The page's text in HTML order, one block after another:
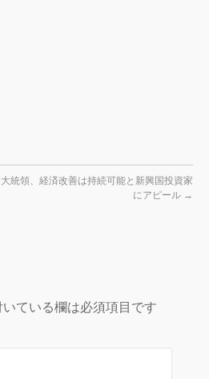
統領、経済改善は持続可能と新興国投資家
にアピール →
いている欄は必須項目です